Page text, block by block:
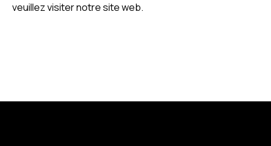
veuillez visiter notre site web.